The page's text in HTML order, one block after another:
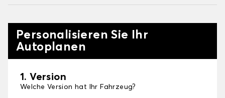
Personalisieren Sie Ihr
Autoplanen
1. Version
Welche Version hat Ihr Fahrzeug?